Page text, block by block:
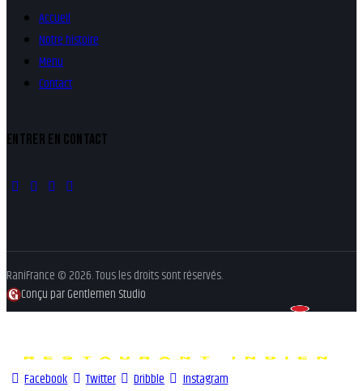
Accueil
Notre histoire
Menu
Contact
ENTRER EN CONTACT
RaniFrance © 2026. Tous les droits sont réservés.
Conçu par Gentlemen Studio
Facebook Twitter Dribble Instagram